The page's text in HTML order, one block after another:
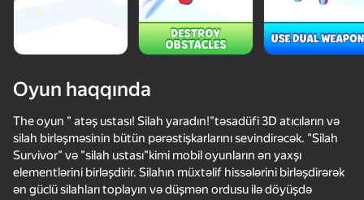
Gun Clone!
Time Shooter 2
Gun Maker
67 59
Oyun haqqında
The oyun " atəş ustası! Silah yaradın!"təsadüfi 3D atıcıların və
silah birləşməsinin bütün pərəstişkarlarını sevindirəcək. "Silah
Survivor" və "silah ustası"kimi mobil oyunların ən yaxşı
elementlərini birləşdirir. Silahın müxtəlif hissələrini birləşdirərək
ən güclü silahları toplayın və düşmən ordusu ilə döyüşdə